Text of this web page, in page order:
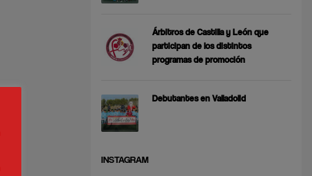
Árbitros de Castilla y León que
participan de los distintos
programas de promoción
Debutantes en Valladolid
INSTAGRAM